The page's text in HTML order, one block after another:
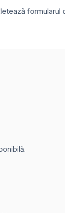
formularul